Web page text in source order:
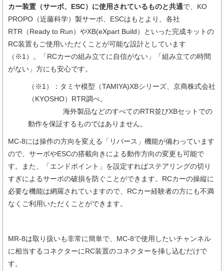
カー装置（サーボ、ESC）に使用されているものと共通で、KO
PROPO（近藤科学）製サーボ、ESCはもとより、各社
RTR（Ready to Run）やXB(eXpart Build）といった完成キットの
RC装置もご使用いただくことが可能な設計としています
（※1）。「RCカーの組み立てに自信がない」「組み立ての時間
がない」方にも安心です。
（※1）：タミヤ模型（TAMIYA)XBシリーズ、京商株式会社
（KYOSHO）RTR調べ。
海外製品などのすべてのRTR並びXBセットでの
動作を保証するものではありません。
MC-8には操作の方向を変える「リバース」機能が備わっています
ので、サーボやESCの搭載向きによる動作方向の変更も可能で
す。また、「エンドポイント」を設定すればステアリングの切り
すぎによるサーボの破損を防ぐことができます。RCカーの操縦に
必要な機能は網羅されていますので、RCカー経験者の方にも不満
なくご利用いただくことができます。
MR-8は取り扱いも非常に簡単で、MC-8で使用したいチャンネル
に相当するコネクターにRC装置のコネクターを挿し込むだけで
す。